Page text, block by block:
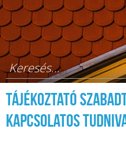
Keresés űrlap
Tájékoztató
kapcsolatos